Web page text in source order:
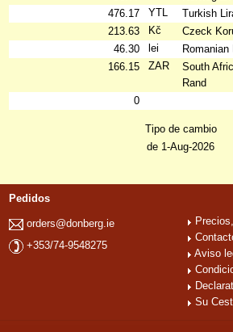
476.17
YTL
Turkish
213.63
Kč
Czeck
46.30
lei
Romanian
166.15
ZAR
South
Rand
0
Tipo de cambio
de 1-Aug-2026
Pedidos
orders@donberg.ie
+353/74-9548275
Aviso
Su